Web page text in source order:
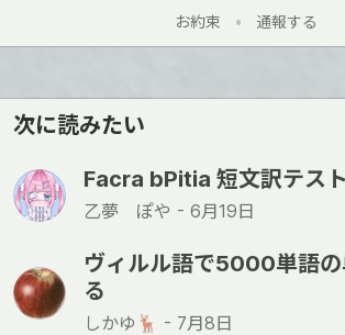
お約束 • 通報する
次に読みたい
Facra bPitia 短文訳テスト
乙夢 ぽや - 6月19日
ヴィルル語で5000単語
る
しかゆ🦌 - 7月8日